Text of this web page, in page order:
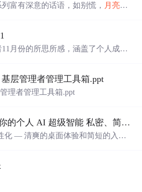
富有深意的话语，如别慌， 月亮也
，鼓励人们在日常中寻找意义，保
彼此的世界中找到连接。
月份的所思所感，涵盖了个人成
了作者对自我提升和时代变迁的深
基层管理者管理工具箱.ppt
理者管理工具箱.ppt
OpenHuman 是你的个人 AI 超级智能 私密、简洁、极其强大
化 — 清爽的桌面体验和简短的入门
知周围环境、可作为真实参与者加